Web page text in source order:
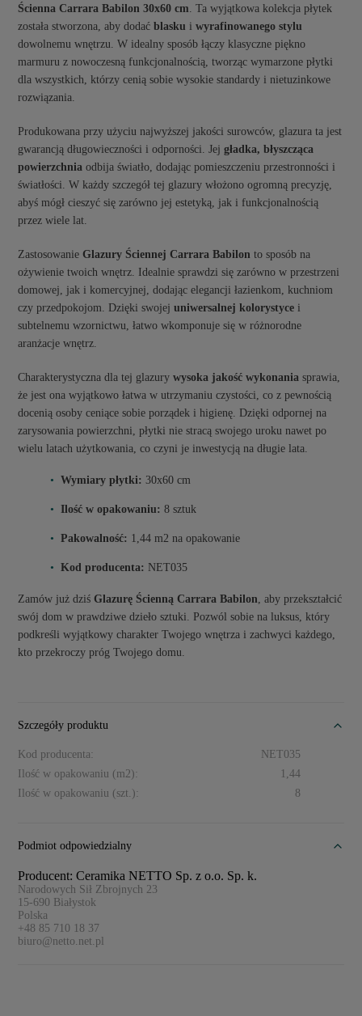
Ścienna Carrara Babilon 30x60 cm . Ta wyjątkowa kolekcja płytek
została stworzona, aby dodaćblasku iwyrafinowanego stylu
dowolnemu wnętrzu. W idealny sposób łączy klasyczne piękno
marmuru z nowoczesną funkcjonalnością, tworząc wymarzone płytki
dla wszystkich, którzy cenią sobie wysokie standardy i nietuzinkowe
rozwiązania.
Produkowana przy użyciu najwyższej jakości surowców, glazura ta jest
gwarancją długowieczności i odporności. Jejgładka, błyszcząca
powierzchnia odbija światło, dodając pomieszczeniu przestronności i
światłości. W każdy szczegół tej glazury włożono ogromną precyzję,
abyś mógł cieszyć się zarówno jej estetyką, jak i funkcjonalnością
przez wiele lat.
ZastosowanieGlazury Ściennej Carrara Babilon to sposób na
ożywienie twoich wnętrz. Idealnie sprawdzi się zarówno w przestrzeni
domowej, jak i komercyjnej, dodając elegancji łazienkom, kuchniom
czy przedpokojom. Dzięki swojejuniwersalnej kolorystyce i
subtelnemu wzornictwu, łatwo wkomponuje się w różnorodne
aranżacje wnętrz.
Charakterystyczna dla tej glazurywysoka jakość wykonania sprawia,
że jest ona wyjątkowo łatwa w utrzymaniu czystości, co z pewnością
docenią osoby ceniące sobie porządek i higienę. Dzięki odpornej na
zarysowania powierzchni, płytki nie stracą swojego uroku nawet po
wielu latach użytkowania, co czyni je inwestycją na długie lata.
Wymiary płytki:30x60 cm
Ilość w opakowaniu:8 sztuk
Pakowalność: 1,44 m2 na opakowanie
Kod producenta: NET035
Zamów już dziśGlazurę Ścienną Carrara Babilon , aby przekształcić
swój dom w prawdziwe dzieło sztuki. Pozwól sobie na luksus, który
podkreśli wyjątkowy charakter Twojego wnętrza i zachwyci każdego,
kto przekroczy próg Twojego domu.
Szczegóły produktu
Kod producenta:
NET035
Ilość w opakowaniu (m2):
1,44
Ilość w opakowaniu (szt.):
8
Podmiot odpowiedzialny
Producent: Ceramika NETTO Sp. z o.o. Sp. k.
Narodowych Sił Zbrojnych 23
15-690 Białystok
Polska
+48 85 710 18 37
biuro@netto.net.pl